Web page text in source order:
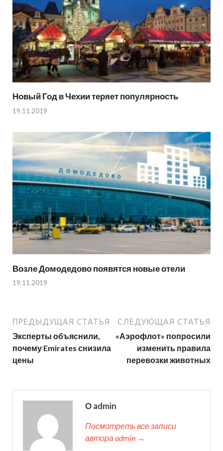
Новый Год в Чехии теряет популярность
19.11.2019
Возле Домодедово появятся новые отели
19.11.2019
ПРЕДЫДУЩАЯ СТАТЬЯ
Эксперты объяснили,
почему Emirates снизила
цены
СЛЕДУЮЩАЯ СТАТЬЯ
«Аэрофлот» попросили
изменить правила
перевозки животных
О admin
Посмотреть все записи
автора admin →